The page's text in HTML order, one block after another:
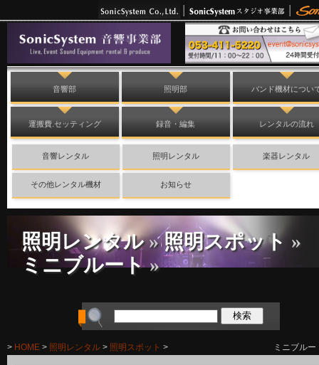
音響部 照明部 バンド機材につい
運搬費.セッティング 録音・編集 レンタルの流れ
音響レンタル 照明レンタル 楽器レンタル
その他レンタル機材 お知らせ
照明レンタル»照明スポット »
ミニブルート»
> HOME > 照明レンタル > 照明スポット > ミニブルー